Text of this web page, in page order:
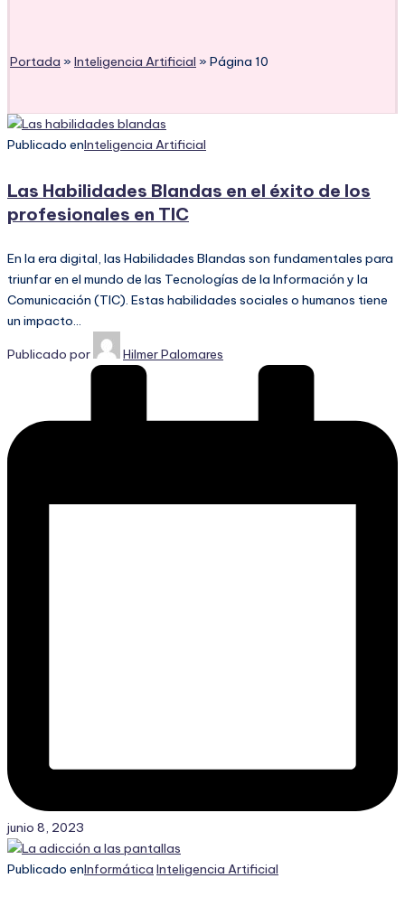
Portada » Inteligencia Artificial » Página 10
Publicado enInteligencia Artificial
Las Habilidades Blandas en el éxito de los
profesionales en TIC
En la era digital, las Habilidades Blandas son fundamentales para
triunfar en el mundo de las Tecnologías de la Información y la
Comunicación (TIC). Estas habilidades sociales o humanos tiene
un impacto…
Publicado por Hilmer Palomares
junio 8, 2023
Publicado enInformática Inteligencia Artificial